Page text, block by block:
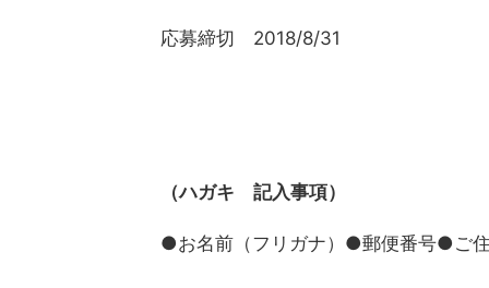
応募締切 2018/8/31
（ハガキ 記入事項）
●お名前（フリガナ）●郵便番号●ご